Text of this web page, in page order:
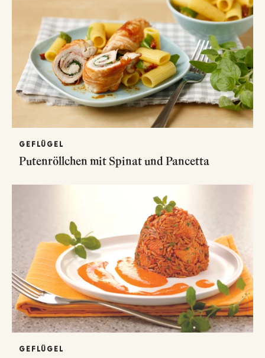
GEFLÜGEL
Putenröllchen mit Spinat und Pancetta
GEFLÜGEL